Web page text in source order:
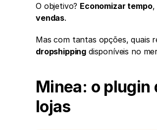
O objetivo? Economizar tempo,
vendas.
Mas com tantas opções, quais
dropshipping disponíveis no
Minea: o plugin
lojas